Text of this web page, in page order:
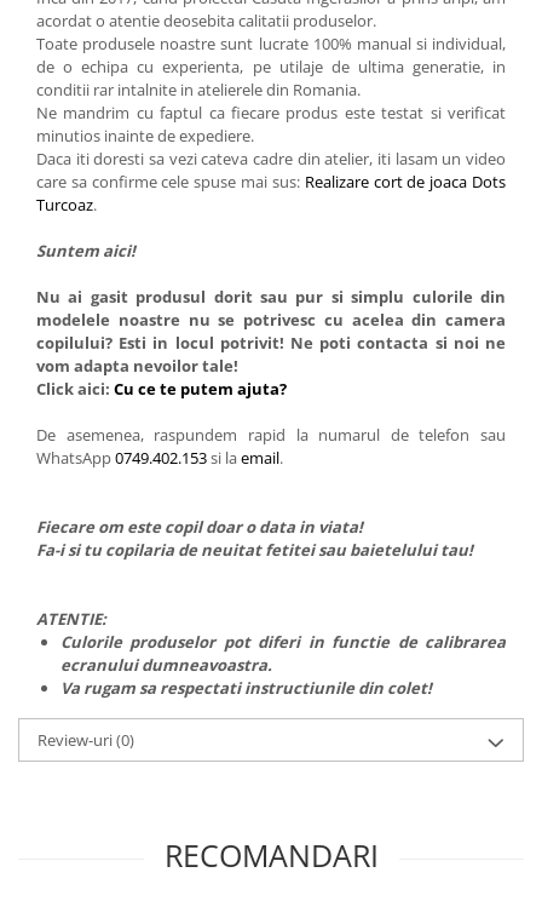
acordat o atentie deosebita calitatii produselor.
Toate produsele noastre sunt lucrate 100% manual si individual,
de o echipa cu experienta, pe utilaje de ultima generatie, in
conditii rar intalnite in atelierele din Romania.
Ne mandrim cu faptul ca fiecare produs este testat si verificat
minutios inainte de expediere.
Daca iti doresti sa vezi cateva cadre din atelier, iti lasam un video
care sa confirme cele spuse mai sus: Realizare cort de joaca Dots
Turcoaz.
Suntem aici!
Nu ai gasit produsul dorit sau pur si simplu culorile din
modelele noastre nu se potrivesc cu acelea din camera
copilului? Esti in locul potrivit! Ne poti contacta si noi ne
vom adapta nevoilor tale!
Click aici: Cu ce te putem ajuta?
De asemenea, raspundem rapid la numarul de telefon sau
WhatsApp0749.402.153si laemail.
Fiecare om este copil doar o data in viata!
Fa-i si tu copilaria de neuitat fetitei sau baietelului tau!
ATENTIE:
Culorile produselor pot diferi in functie de calibrarea
ecranului dumneavoastra.
Va rugam sa respectati instructiunile din colet!
Review-uri(0)
RECOMANDARI